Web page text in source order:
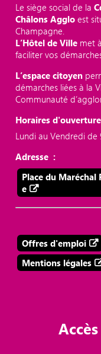
Le siège social de la
Châlons Aggloest
Champagne.
L’Hôtel de Ville met
faciliter vos
L’espace citoyen
démarches liées à la
Communauté
Horaires
Lundi au Vendredi de
Adresse :
Place du Maréchal
e
Offres d'emploi
Mentions légales